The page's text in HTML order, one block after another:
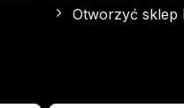
Otworzyć sklep